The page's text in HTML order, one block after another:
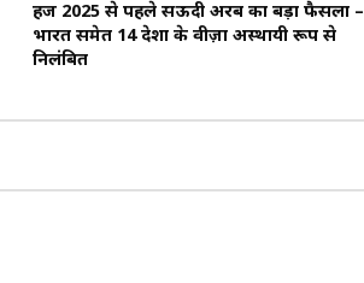
हज 2025 से पहले सऊदी अरब का बड़ा फैसला –
भारत समेत 14 देशों के वीज़ा अस्थायी रूप से
निलंबित